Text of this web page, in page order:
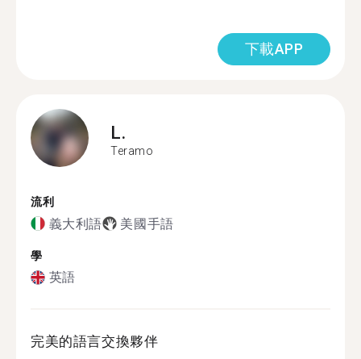
下載APP
L.
Teramo
流利
義大利語 美國手語
學
英語
完美的語言交換夥伴